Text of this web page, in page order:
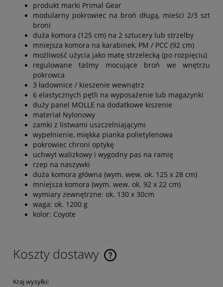
produkt marki Primal Gear
modularny pokrowiec na broń długą, mieści 2/3 szt
broni
duża komora (125 cm) na 2 sztucery lub strzelby
mniejsza komora na karabinek, PM / PCC (92 cm)
możliwość użycia jako matę strzelecką (po rozpięciu)
regulowane taśmy mocujące broń we wnętrzu
pokrowca
3 ładownice / kieszenie wewnątrz
6 elastycznych pętli na wyposażenie lub magazynki
duży panel MOLLE na dodatkowe kiszenie
materiał Nylonowy
zamki z listwami uszczelniającymi
wypełnienie, miękka pianka polietylenowa
pokrowiec chroni optykę
uchwyt walizkowy i wygodny pas na ramię
rzep na naszywki
duża komora główna (wym. wew. ok. 125 x 28 cm)
mniejsza komora (wym. wew. ok. 92 x 22 cm)
wymiary zewnętrzne: ok. 130 x 30cm
waga: ok. 1200 g
kolor: Coyote
Koszty dostawy
Cena nie zawiera ewentualnych kosztów płatności
Kraj wysyłki: